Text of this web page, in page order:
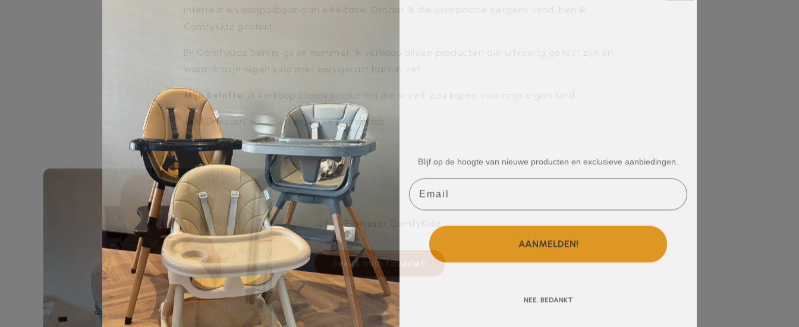
interieur en aanpasbaar aan elke fase. Omdat ik die combinatie nergens vond, ben ik
ComfyKidz gestart.
Bij ComfyKidz ben je geen nummer. Ik verkoop alleen producten die uitvoerig getest zijn en
waar ik mijn eigen kind met een gerust hart in zet.
Mijn belofte: ik verkoop alleen producten die ik zelf zou kopen voor mijn eigen kind.
Jelle Driessen, vader en eigenaar ComfyKidz
Jelle - Eigenaar ComfyKidz
Bekijk mijn favoriet!
Email
AANMELDEN!